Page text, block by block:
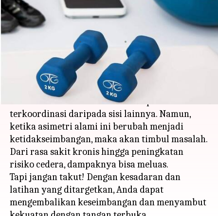
sisi tubuh Anda yang lebih
lemah
Taufiq Al Jufri Feb 02, 2024 11:12 am
Apa ceritanya
Ini adalah skenario yang umum terjadi - satu
sisi tubuh Anda terasa lebih mampu dan
terkoordinasi daripada sisi lainnya. Namun,
ketika asimetri alami ini berubah menjadi
ketidakseimbangan, maka akan timbul masalah.
Dari rasa sakit kronis hingga peningkatan
risiko cedera, dampaknya bisa meluas.
Tapi jangan takut! Dengan kesadaran dan
latihan yang ditargetkan, Anda dapat
mengembalikan keseimbangan dan menyambut